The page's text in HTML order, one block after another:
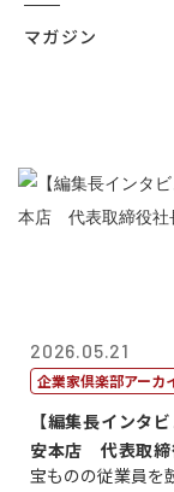
マガジン
2026.05.21
企業家倶楽部アーカ
【編集長インタ
安本店 代表取締
塚保正
宝ものの従業員を